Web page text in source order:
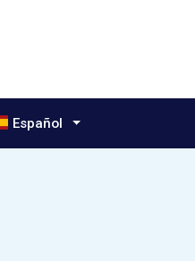
Español